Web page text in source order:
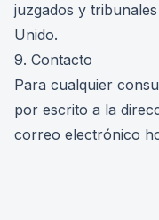
juzgados y
Unido.
9. Contacto
Para cualquier
por escrito a la
correo electrónico